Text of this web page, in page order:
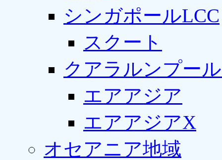
シンガポールLCC
スクート
クアラルンプー
エアアジア
エアアジアX
オセアニア地域